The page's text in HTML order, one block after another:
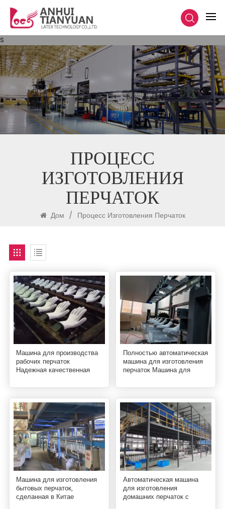
s
ПРОЦЕСС
ИЗГОТОВЛЕНИЯ
ПЕРЧАТОК
Дом / Процесс Изготовления Перчаток
Машина для производства
рабочих перчаток
Надежная качественная
латексных перчаток
Полностью автоматическая
машина для изготовления
перчаток Машина для
рабочих перчаток
Машина для изготовления
бытовых перчаток,
сделанная в Китае
Автоматическая машина
для изготовления
домашних перчаток с